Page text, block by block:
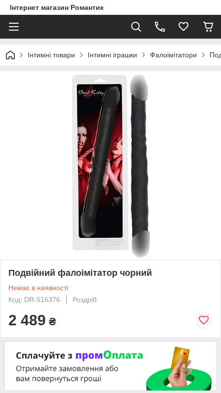
Інтернет магазин Романтик
Інтимні товари Інтимні іграшки Фалоімітатори
Подвійний фалоімітатор чорний
Немає в наявності
Код: DR-516376
Роздріб
2 489 ₴